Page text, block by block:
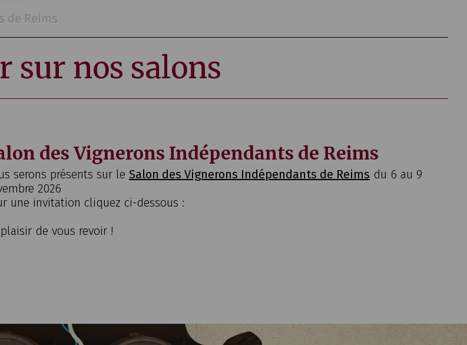
de Reims
sur nos salons
des Vignerons Indépendants de Reims
serons présents sur le Salon des Vignerons Indépendants de Reims du 6 au 9
2026
une invitation cliquez ci-dessous :
de vous revoir !